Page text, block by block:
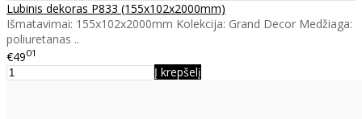
Lubinis dekoras P833 (155x102x2000mm)
Išmatavimai: 155x102x2000mm Kolekcija: Grand Decor Medžiaga:
poliuretanas ..
€4901
Į krepšelį